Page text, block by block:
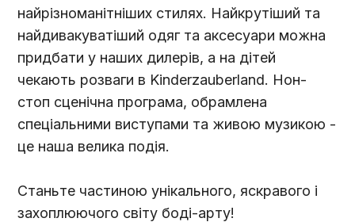
найрізноманітніших стилях. Найкрутіший та
найдивакуватіший одяг та аксесуари можна
придбати у наших дилерів, а на дітей
чекають розваги в Kinderzauberland. Нон-
стоп сценічна програма, обрамлена
спеціальними виступами та живою музикою -
це наша велика подія.
Станьте частиною унікального, яскравого і
захоплюючого світу боді-арту!